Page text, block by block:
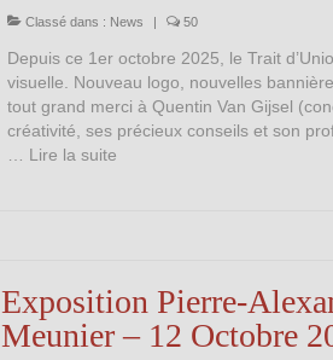
Classé dans : News | 50
Depuis ce 1er octobre 2025, le Trait
visuelle. Nouveau logo, nouvelles
tout grand merci à Quentin Van Gijsel
créativité, ses précieux conseils et son
Lire la suite­­
Exposition Pierre-
Meunier – 12 Octobre